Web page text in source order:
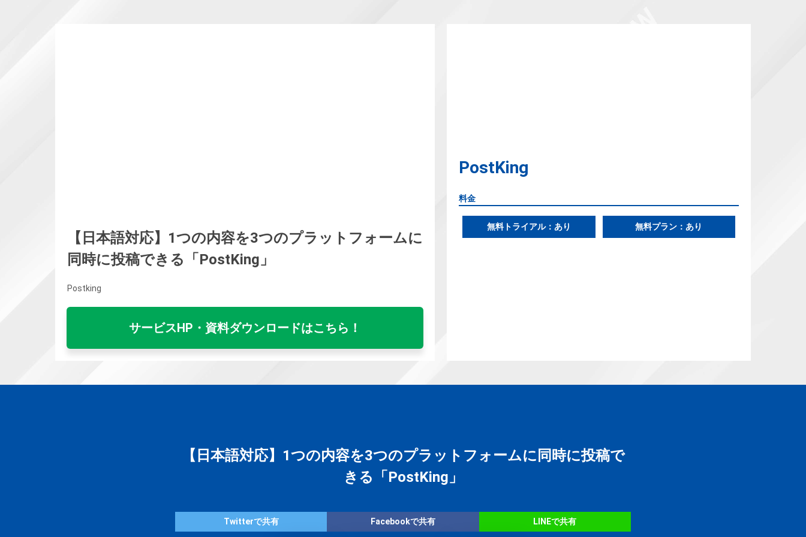
【日本語対応】1つの内容を3つのプラットフォームに
同時に投稿できる「PostKing」
Postking
サービスHP・資料ダウンロードはこちら！
PostKing
料金
無料トライアル：あり 無料プラン：あり
【日本語対応】1つの内容を3つのプラットフォームに同時に投稿で
きる「PostKing」
Twitterで共有 Facebookで共有 LINEで共有